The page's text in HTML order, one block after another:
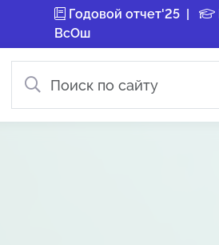
Годовой отчет'25|
ВсОш